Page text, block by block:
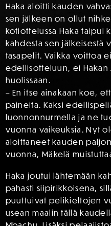
Haka aloitti kauden
sen jälkeen on ollut
kotiottelussa Haka taipui
kahdesta sen jälkeisestä
tasapelit. Vaikka voittoa
edellisotteluun, ei Hakan
huolissaan.
– En itse ainakaan koe,
paineita. Kaksi
luonnonnurmella ja ne
vuonna vaikeuksia. Nyt
aloittaneet kauden
vuonna, Mäkelä
Haka joutui lähtemään
pahasti siipirikkoisena,
puuttuivat pelikieltojen
usean maalin tällä